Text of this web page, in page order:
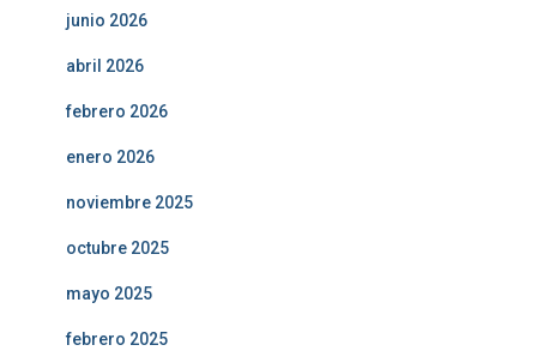
junio 2026
abril 2026
febrero 2026
enero 2026
noviembre 2025
octubre 2025
mayo 2025
febrero 2025